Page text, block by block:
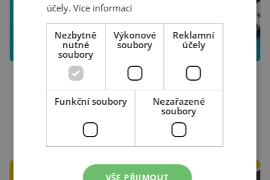
18. ÚNORA 2026 VERONIKA HOUDKOVÁ
10 tipů, bez kterých váš e-mailing nemá šanci
E-mailing už dávno není jen o občasném newsletteru. Je to
plnohodnotný výkonnostní kanál, který při správném nastavení
tvoří stabilní pilíř vašeho cashflow. Inspirováni letošním E-mail
Restartem i naší praxí v e-commerce jsme pro vás definovali 10
klíčových principů, které rozhodují o tom, zda bude vaše databáze
skutečně vydělávat.
účely.Více informací
Nezbytně
nutné
soubory
Výkonové
soubory
Reklamní
účely
Funkční soubory
Nezařazené
soubory
VŠE PŘIJMOUT